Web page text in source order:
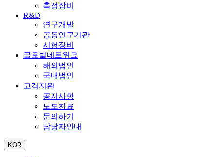
측정장비
R&D
연구개발
공동연구기관
시험장비
글로벌네트워크
해외법인
국내법인
고객지원
공지사항
보도자료
문의하기
담당자안내
KOR